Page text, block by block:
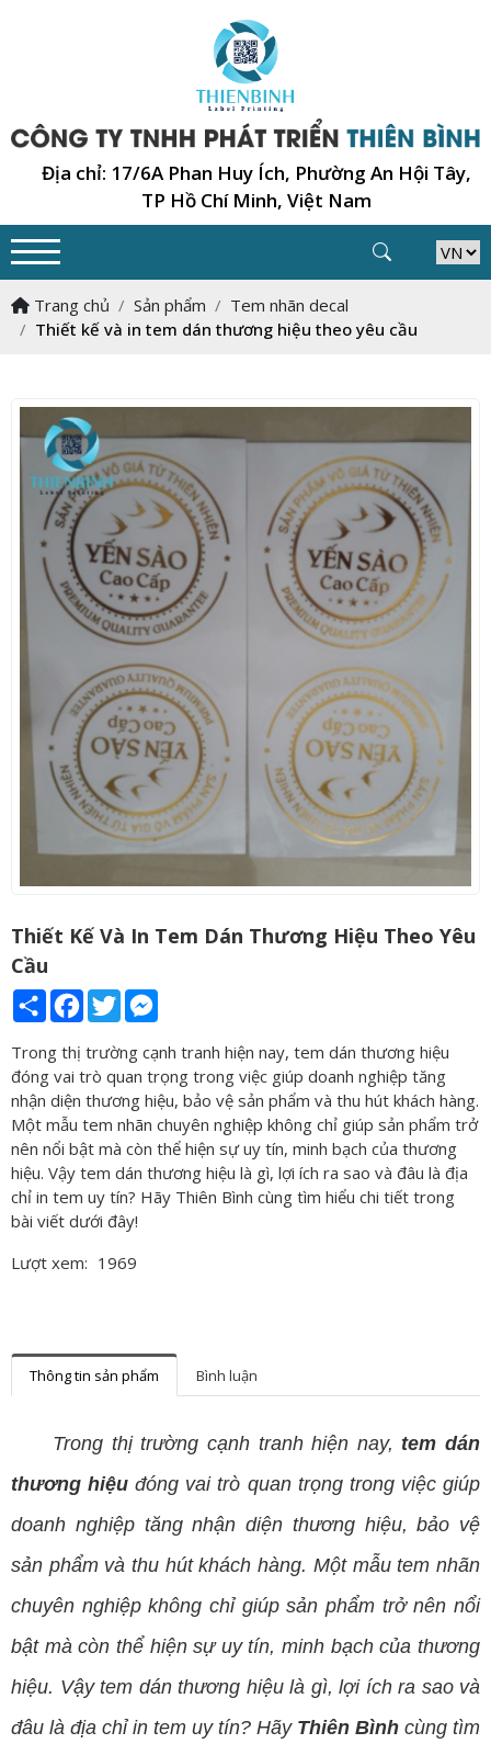
Địa chỉ: 17/6A Phan Huy Ích, Phường An Hội Tây,
TP Hồ Chí Minh, Việt Nam
Trang chủ Sản phẩm
Tem nhãn decal
Thiết kế và in tem dán thương hiệu theo yêu cầu
Thiết Kế Và In Tem Dán Thương Hiệu Theo Yêu
Cầu
ShareFacebook
Twitter
Trong thị trường cạnh tranh hiện nay, tem dán thương hiệu
đóng vai trò quan trọng trong việc giúp doanh nghiệp tăng
nhận diện thương hiệu, bảo vệ sản phẩm và thu hút khách hàng.
Một mẫu tem nhãn chuyên nghiệp không chỉ giúp sản phẩm trở
nên nổi bật mà còn thể hiện sự uy tín, minh bạch của thương
hiệu. Vậy tem dán thương hiệu là gì, lợi ích ra sao và đâu là địa
chỉ in tem uy tín? Hãy Thiên Bình cùng tìm hiểu chi tiết trong
bài viết dưới đây!
Lượt xem: 1969
Thông tin sản phẩm Bình luận
Trong thị trường cạnh tranh hiện nay,tem dán
thương hiệu đóng vai trò quan trọng trong việc giúp
doanh nghiệp tăng nhận diện thương hiệu, bảo vệ
sản phẩm và thu hút khách hàng. Một mẫu tem nhãn
chuyên nghiệp không chỉ giúp sản phẩm trở nên nổi
bật mà còn thể hiện sự uy tín, minh bạch của thương
hiệu. Vậy tem dán thương hiệu là gì, lợi ích ra sao và
đâu là địa chỉ in tem uy tín? Hãy Thiên Bình cùng tìm